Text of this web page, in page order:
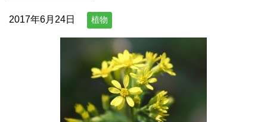
2017年6月24日 植物